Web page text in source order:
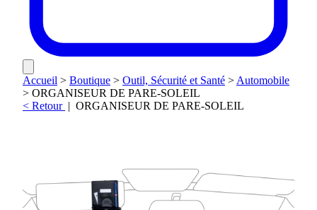
Accueil > Boutique > Outil, Sécurité et Santé >Automobile
> ORGANISEUR DE PARE-SOLEIL
< Retour | ORGANISEUR DE PARE-SOLEIL